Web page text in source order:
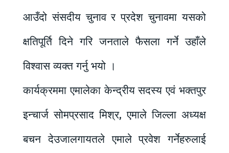
आउँदो संसदीय चुनाव र प्रदेश चुनावमा यसको
क्षतिपूर्ति दिने गरि जनताले फैसला गर्ने उहाँले
विश्वास व्यक्त गर्नु भयो ।
कार्यक्रममा एमालेका केन्द्रीय सदस्य एवं भक्तपुर
इन्चार्ज सोमप्रसाद मिश्र, एमाले जिल्ला अध्यक्ष
बचन देउजालगायतले एमाले प्रवेश गर्नेहरुलाई